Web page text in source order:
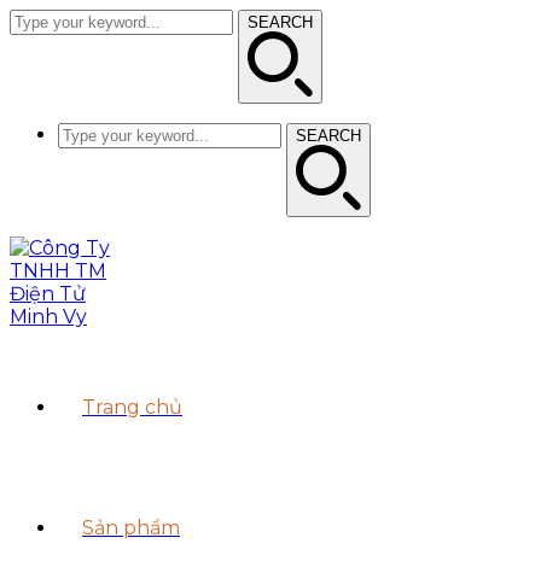
SEARCH
SEARCH
Trang chủ
Sản phẩm